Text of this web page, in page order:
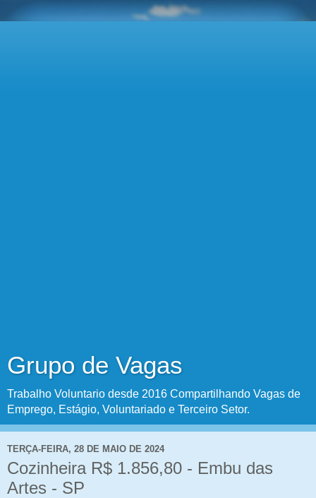
Grupo de Vagas
Trabalho Voluntario desde 2016 Compartilhando Vagas de
Emprego, Estágio, Voluntariado e Terceiro Setor.
TERÇA-FEIRA, 28 DE MAIO DE 2024
Cozinheira R$ 1.856,80 - Embu das
Artes - SP